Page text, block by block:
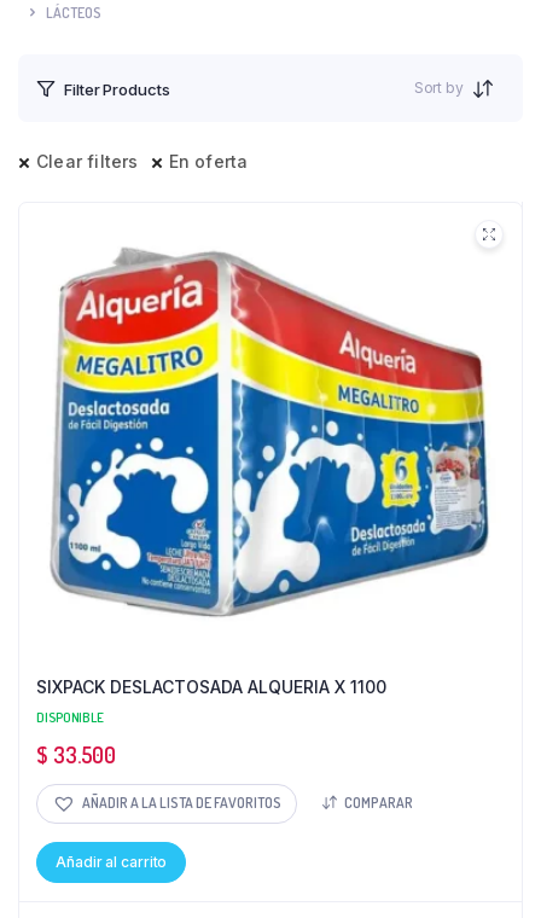
LÁCTEOS
Filter Products Sort by
Clear filters En oferta
SIXPACK DESLACTOSADA ALQUERIA X 1100
DISPONIBLE
$ 33.500
AÑADIR A LA LISTA DE FAVORITOS COMPARAR
Añadir al carrito